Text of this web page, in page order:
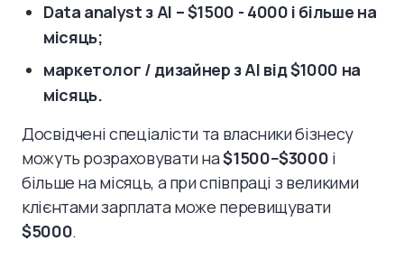
Data analyst з AI – $1500 - 4000 і більше на
місяць;
маркетолог / дизайнер з AI від $1000 на
місяць.
Досвідчені спеціалісти та власники бізнесу
можуть розраховувати на$1500−$3000 і
більше на місяць, а при співпраці з великими
клієнтами зарплата може перевищувати
$5000.